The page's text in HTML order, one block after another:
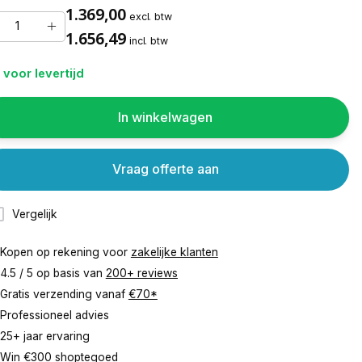
1.369,00 excl. btw
1.656,49 incl. btw
voor levertijd
In winkelwagen
Vergelijk
Vraag offerte aan
Kopen op rekening voor zakelijke klanten
4.5 / 5 op basis van 200+ reviews
Gratis verzending vanaf €70*
Professioneel advies
25+ jaar ervaring
Win €300 shoptegoed